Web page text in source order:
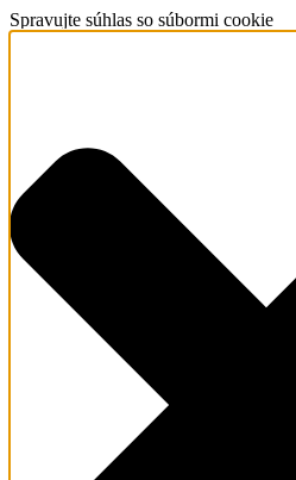
Spravujte súhlas so súbormi cookie